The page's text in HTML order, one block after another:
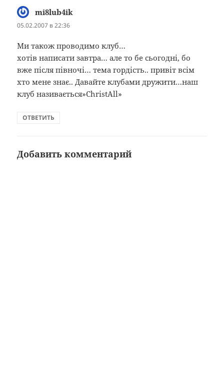
mi8lub4ik
05.02.2007 в 22:36
Ми також проводимо клуб…
хотів написати завтра… але то бе сьогодні, бо
вже після півночі… тема гордість.. привіт всім
хто мене знає.. Давайте клубами дружити…наш
клуб називається»ChristAll»
ОТВЕТИТЬ
Добавить комментарий